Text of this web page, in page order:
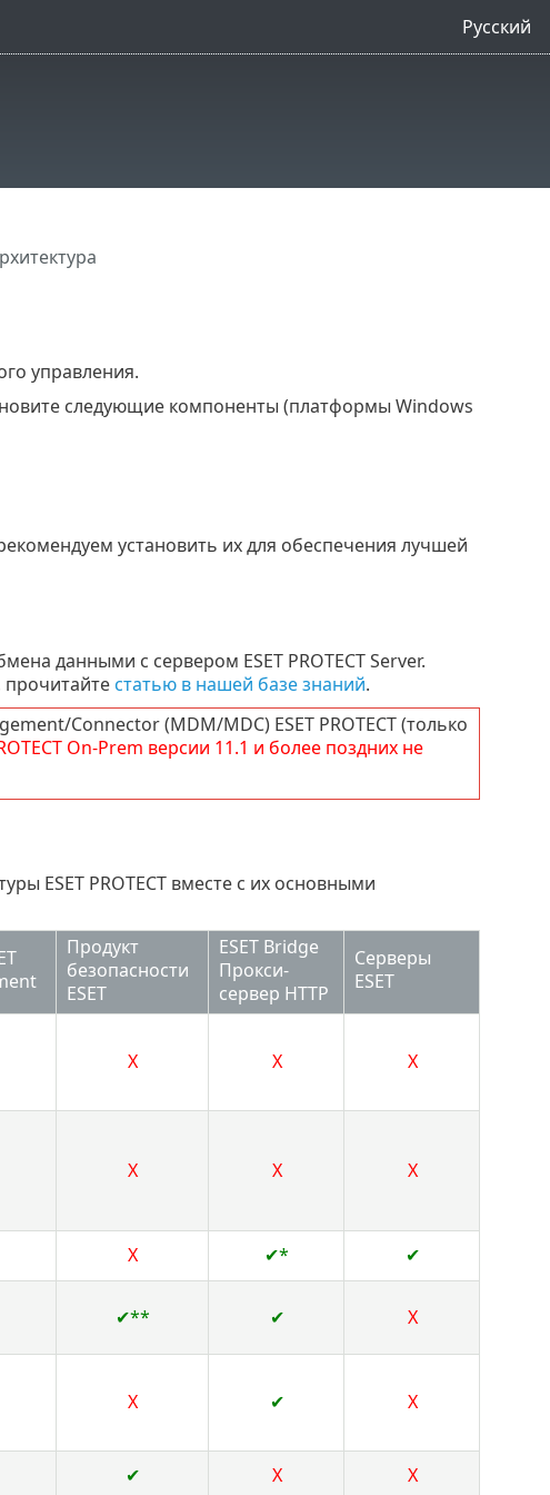
Русский
управления.
следующие компоненты (платформы Windows
установить их для обеспечения лучшей
данными с сервером ESET PROTECT Server.
прочитайтестатью в нашей базе знаний.
Connector (MDM/MDC) ESET PROTECT (только
On-Prem версии 11.1 и более поздних не
ESET PROTECT вместе с их основными
Продукт
безопасности
ESET
ESET Bridge
Прокси-
сервер HTTP
Серверы
ESET
X X X
X X X
X ✔*
✔
✔** ✔ X
X ✔ X
✔ X X